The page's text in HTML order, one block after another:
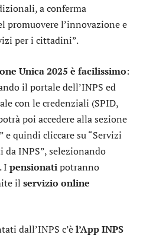
a conferma
promuovere l’innovazione e
per i cittadini”.
Unica 2025 è facilissimo:
il portale dell’INPS ed
con le credenziali (SPID,
poi accedere alla sezione
quindi cliccare su “Servizi
INPS”, selezionando
I pensionatipotranno
il servizio online
dall’INPS c’èl’App INPS